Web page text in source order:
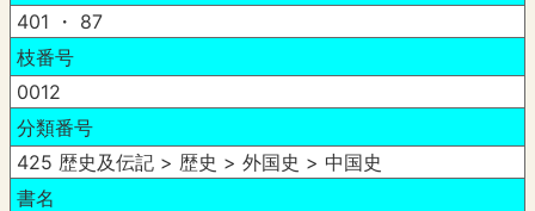
401 ・ 87
枝番号
0012
分類番号
425 歴史及伝記 > 歴史 > 外国史 > 中国史
書名